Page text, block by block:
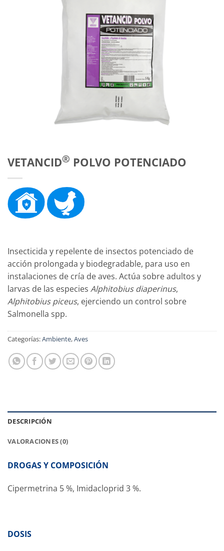
VETANCID® POLVO POTENCIADO
Insecticida y repelente de insectos potenciado de
acción prolongada y biodegradable, para uso en
instalaciones de cría de aves. Actúa sobre adultos y
larvas de las especies Alphitobius diaperinus,
Alphitobius piceus, ejerciendo un control sobre
Salmonella spp.
Categorías:Ambiente,Aves
DESCRIPCIÓN
VALORACIONES (0)
DROGAS Y COMPOSICIÓN
Cipermetrina 5 %, Imidacloprid 3 %.
DOSIS